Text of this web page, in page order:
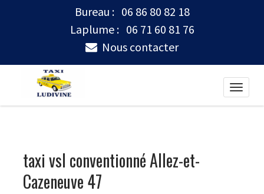
Bureau : 06 86 80 82 18
Laplume : 06 71 60 81 76
Nous contacter
Toggle
taxi vsl conventionné Allez-et-
Cazeneuve 47